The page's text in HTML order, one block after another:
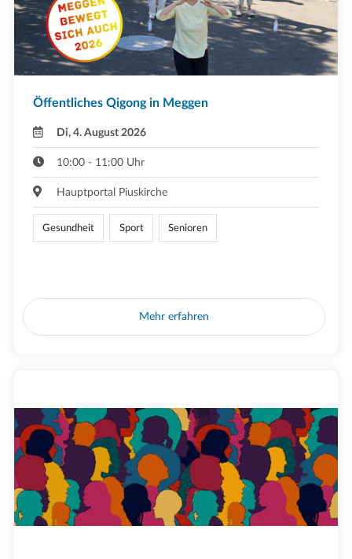
Öffentliches Qigong in Meggen
Di, 4. August 2026
10:00 - 11:00 Uhr
Hauptportal Piuskirche
Gesundheit Sport Senioren
Mehr erfahren